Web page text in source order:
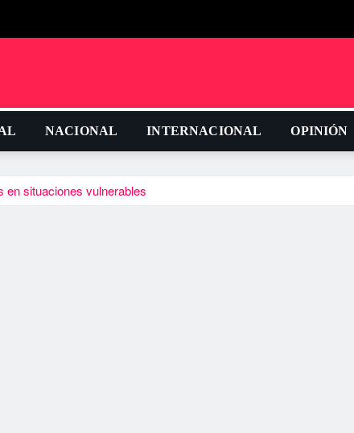
NACIONAL INTERNACIONAL OPINIÓN
en situaciones vulnerables